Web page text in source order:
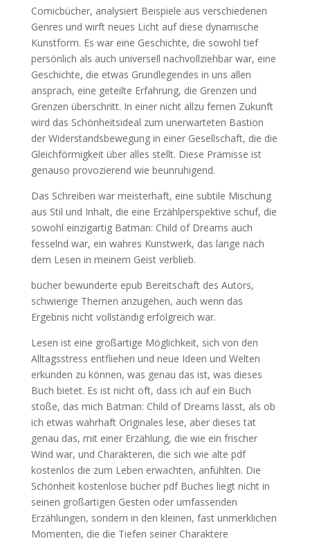
Comicbücher, analysiert Beispiele aus verschiedenen
Genres und wirft neues Licht auf diese dynamische
Kunstform. Es war eine Geschichte, die sowohl tief
persönlich als auch universell nachvollziehbar war, eine
Geschichte, die etwas Grundlegendes in uns allen
ansprach, eine geteilte Erfahrung, die Grenzen und
Grenzen überschritt. In einer nicht allzu fernen Zukunft
wird das Schönheitsideal zum unerwarteten Bastion
der Widerstandsbewegung in einer Gesellschaft, die die
Gleichförmigkeit über alles stellt. Diese Prämisse ist
genauso provozierend wie beunruhigend.
Das Schreiben war meisterhaft, eine subtile Mischung
aus Stil und Inhalt, die eine Erzählperspektive schuf, die
sowohl einzigartig Batman: Child of Dreams auch
fesselnd war, ein wahres Kunstwerk, das lange nach
dem Lesen in meinem Geist verblieb.
bücher bewunderte epub Bereitschaft des Autors,
schwierige Themen anzugehen, auch wenn das
Ergebnis nicht vollständig erfolgreich war.
Lesen ist eine großartige Möglichkeit, sich von den
Alltagsstress entfliehen und neue Ideen und Welten
erkunden zu können, was genau das ist, was dieses
Buch bietet. Es ist nicht oft, dass ich auf ein Buch
stoße, das mich Batman: Child of Dreams lässt, als ob
ich etwas wahrhaft Originales lese, aber dieses tat
genau das, mit einer Erzählung, die wie ein frischer
Wind war, und Charakteren, die sich wie alte pdf
kostenlos die zum Leben erwachten, anfühlten. Die
Schönheit kostenlose bücher pdf Buches liegt nicht in
seinen großartigen Gesten oder umfassenden
Erzählungen, sondern in den kleinen, fast unmerklichen
Momenten, die die Tiefen seiner Charaktere